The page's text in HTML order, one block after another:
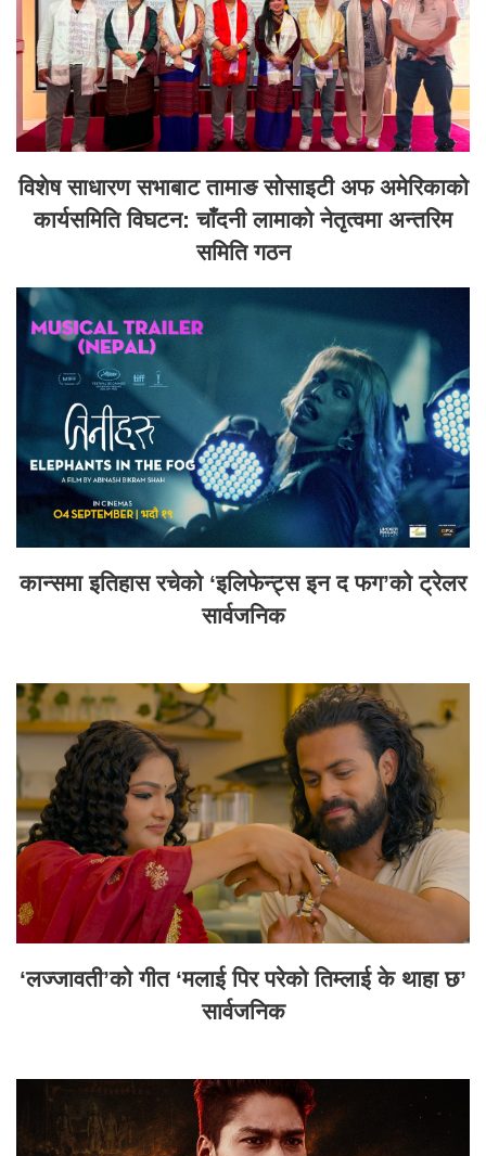
विशेष साधारण सभाबाट तामाङ सोसाइटी अफ अमेरिकाको
कार्यसमिति विघटन: चाँदनी लामाको नेतृत्वमा अन्तरिम
समिति गठन
कान्समा इतिहास रचेको ‘इलिफेन्ट्स इन द फग’को ट्रेलर
सार्वजनिक
‘लज्जावती’को गीत ‘मलाई पिर परेको तिम्लाई के थाहा छ’
सार्वजनिक